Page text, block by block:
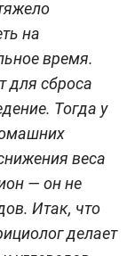
на
время.
для сброса
Тогда у
веса
— он не
Итак, что
делает